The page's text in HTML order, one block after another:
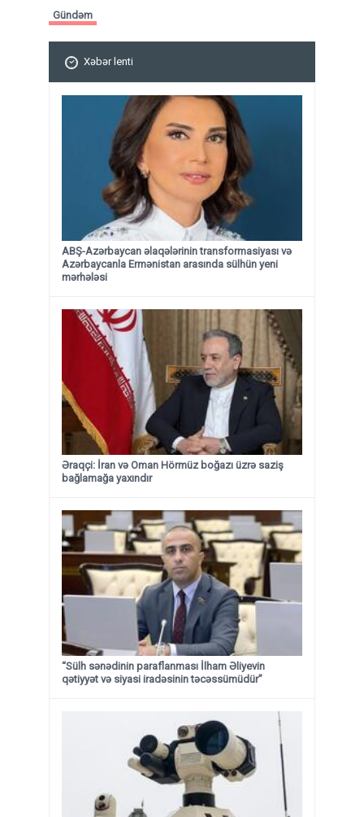
Gündəm
Xəbər lenti
ABŞ-Azərbaycan əlaqələrinin transformasiyası və
Azərbaycanla Ermənistan arasında sülhün yeni
mərhələsi
Əraqçi: İran və Oman Hörmüz boğazı üzrə saziş
bağlamağa yaxındır
“Sülh sənədinin paraflanması İlham Əliyevin
qətiyyət və siyasi iradəsinin təcəssümüdür”